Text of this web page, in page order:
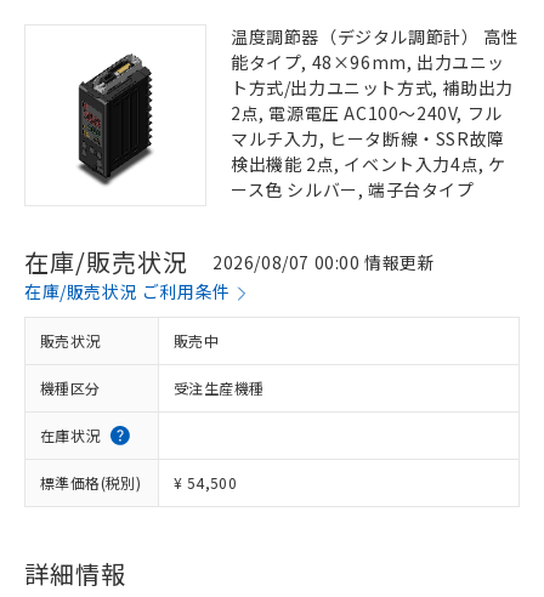
温度調節器（デジタル調節計） 高性
能タイプ, 48×96mm, 出力ユニッ
ト方式/出力ユニット方式, 補助出力
2点, 電源電圧 AC100～240V, フル
マルチ入力, ヒータ断線・SSR故障
検出機能 2点, イベント入力4点, ケ
ース色 シルバー, 端子台タイプ
在庫/販売状況
2026/08/07 00:00 情報更新
在庫/販売状況 ご利用条件
販売状況 販売中
機種区分 受注生産機種
在庫状況
標準価格(税別) ¥ 54,500
詳細情報